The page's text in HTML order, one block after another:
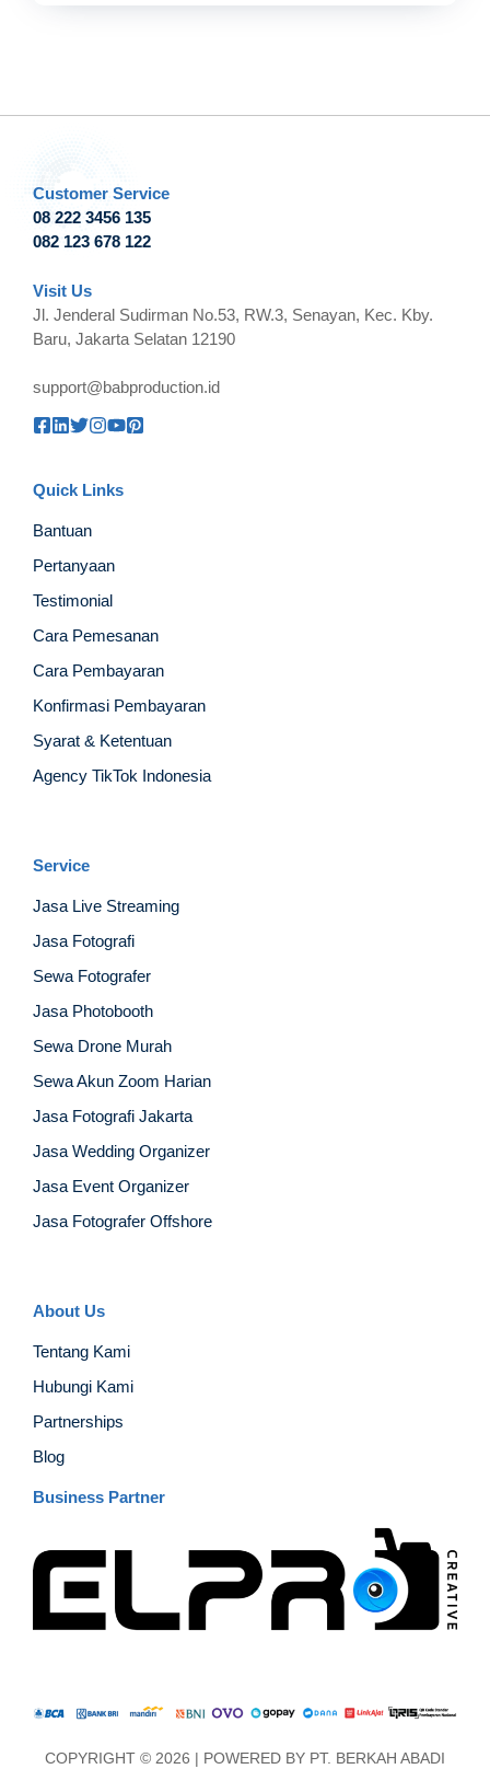
Customer Service
08 222 3456 135
082 123 678 122
Visit Us
Jl. Jenderal Sudirman No.53, RW.3, Senayan, Kec. Kby.
Baru, Jakarta Selatan 12190
support@babproduction.id
Quick Links
Bantuan
Pertanyaan
Testimonial
Cara Pemesanan
Cara Pembayaran
Konfirmasi Pembayaran
Syarat & Ketentuan
Agency TikTok Indonesia
Service
Jasa Live Streaming
Jasa Fotografi
Sewa Fotografer
Jasa Photobooth
Sewa Drone Murah
Sewa Akun Zoom Harian
Jasa Fotografi Jakarta
Jasa Wedding Organizer
Jasa Event Organizer
Jasa Fotografer Offshore
About Us
Tentang Kami
Hubungi Kami
Partnerships
Blog
Business Partner
COPYRIGHT © 2026 | POWERED BY PT. BERKAH ABADI